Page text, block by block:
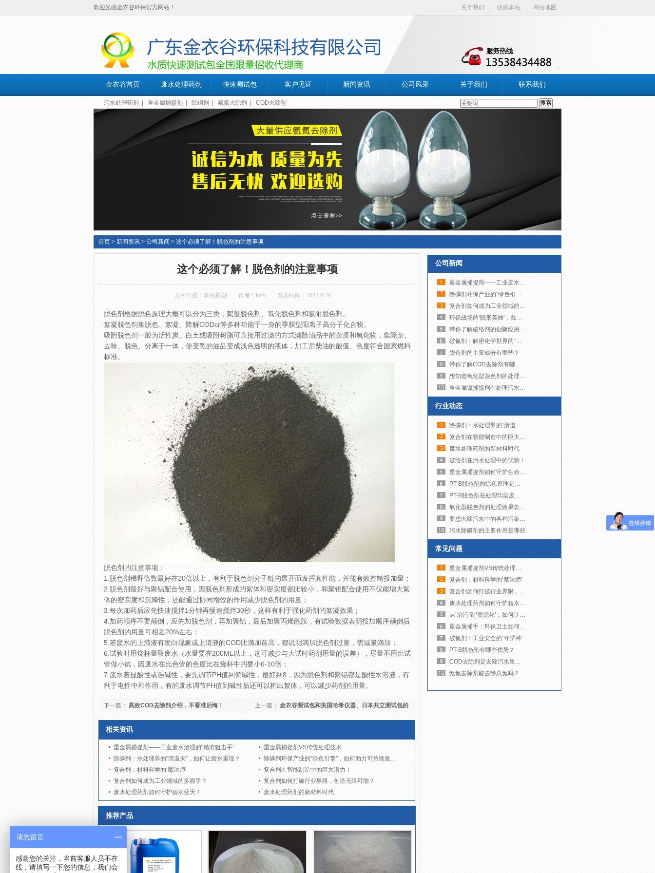
欢迎光临金衣谷环保官方网站！ 关于我们 收藏本站 网站地图
金衣谷首页 废水处理药剂 快速测试包 客户见证 新闻资讯 公司风采 关于我们 联系我们
污水处理药剂 重金属捕捉剂 除铜剂 氨氮去除剂 COD去除剂
首页 > 新闻资讯 > 公司新闻 > 这个必须了解！脱色剂的注意事项
这个必须了解！脱色剂的注意事项
文章出处：本站原创 作者：kefu 发表时间：2022-9-26
脱色剂根据脱色原理大概可以分为三类，絮凝脱色剂、氧化脱色剂和吸附脱色剂。
絮凝脱色剂集脱色、絮凝、降解CODcr等多种功能于一身的季胺型阳离子高分子化合物。
吸附脱色剂一般为活性炭、白土或吸附树脂可直接用过滤的方式滤除油品中的杂质和氧化物，集除杂、
去味、脱色、分离于一体，使变黑的油品变成浅色透明的液体，加工后柴油的酸值、色度符合国家燃料
标准。
脱色剂的注意事项：
1.脱色剂稀释倍数最好在20倍以上，有利于脱色剂分子链的展开而发挥其性能，并能有效控制投加量；
2.脱色剂最好与聚铝配合使用，因脱色剂形成的絮体和密实度都比较小，和聚铝配合使用不仅能增大絮
体的密实度和沉降性，还能通过协同增效的作用减少脱色剂的用量；
3.每次加药后应先快速搅拌1分钟再慢速搅拌30秒，这样有利于强化药剂的絮凝效果；
4.加药顺序不要颠倒，应先加脱色剂，再加聚铝，最后加聚丙烯酰胺，有试验数据表明投加顺序颠倒后
脱色剂的用量可相差20%左右；
5.若废水的上清液有发白现象或上清液的COD比滴加前高，都说明滴加脱色剂过量，需减量滴加；
6.试验时用烧杯量取废水（水量要在200ML以上，这可减少与大试时药剂用量的误差），尽量不用比试
管做小试，因废水在比色管的色度比在烧杯中的要小6-10倍；
7.废水若显酸性或强碱性，要先调节PH值到偏碱性，最好到8，因为脱色剂和聚铝都是酸性水溶液，有
利于电性中和作用，有的废水调节PH值到碱性后还可以析出絮体，可以减少药剂的用量。
上一篇： 金衣谷测试包和美国哈希仪器、日本共立测试包的
比较
下一篇： 高效COD去除剂介绍，不看准后悔！
相关资讯
重金属捕捉剂——工业废水治理的“精准狙击手”
重金属捕捉剂VS传统处理技术
除磷剂：水处理界的“清道夫”，如何让碧水重现？
除磷剂环保产业的“绿色引擎”，如何助力可持续发展？
复合剂：材料科学的‘魔法师’
复合剂在智能制造中的巨大潜力！
复合剂如何成为工业领域的多面手？
复合剂如何打破行业界限，创造无限可能？
废水处理药剂如何守护碧水蓝天！
废水处理药剂的新材料时代
推荐产品
公司新闻
重金属捕捉剂——工业废水治理的“精准狙击手”
除磷剂环保产业的“绿色引擎”，如何助力可持续发展？
复合剂如何成为工业领域的多面手？
环保战场的‘隐形英雄’，如何让污水变清流？
带你了解破络剂的创新应用与未来发展趋势
破氰剂：解密化学世界的“解毒大师”
脱色剂的主要成分有哪些？
带你了解COD去除剂有哪些品牌
想知道氧化型脱色剂的处理成本到底高不高吗？来看这里吧！
重金属镍捕捉剂在处理污水镍超标方面发挥着至关重要的作用
行业动态
除磷剂：水处理界的“清道夫”，如何让碧水重现？
复合剂在智能制造中的巨大潜力！
废水处理药剂的新材料时代
破络剂在污水处理中的优势！
重金属捕捉剂如何守护生命之源
PT-B脱色剂的除色原理是什么？
PT-B脱色剂在处理印染废水时有哪些注意事项
氧化型脱色剂的处理效果怎么样？
要想去除污水中的各种污染物，需要注意这些处理的流程！
污水除磷剂的主要作用是哪些
常见问题
重金属捕捉剂VS传统处理技术
复合剂：材料科学的‘魔法师’
复合剂如何打破行业界限，创造无限可能？
废水处理药剂如何守护碧水蓝天！
从‘治污’到‘资源化’，如何让废水变废为宝？
重金属捕手：环保卫士如何净化我们的水世界
破氰剂：工业安全的“守护神”
PT-B脱色剂有哪些优势？
COD去除剂是去除污水里的什么杂质？
氨氮去除剂能去除总氮吗？
请您留言
感谢您的关注，当前客服人员不在
线，请填写一下您的信息，我们会